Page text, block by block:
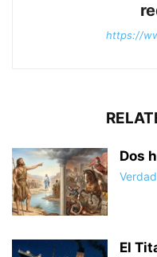
https://
Dos
El